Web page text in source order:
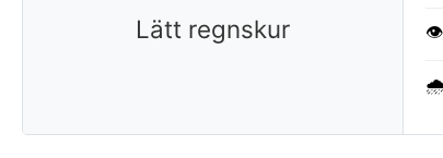
Lätt regnskur 👁️
🌧️